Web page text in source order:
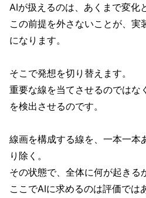
AIが扱えるのは、あくまで変化
この前提を外さないことが、実
になります。
そこで発想を切り替えます。
重要な線を当てさせるのではな
を検出させるのです。
線画を構成する線を、一本一本
り除く。
その状態で、全体に何が起きる
ここでAIに求めるのは評価では